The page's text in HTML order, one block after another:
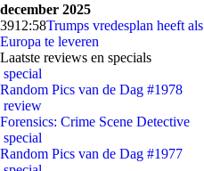
december 2025
3912:58Trumps vredesplan heeft
Europa te leveren
Laatste reviews en specials
special
Random Pics van de Dag #1978
review
Forensics: Crime Scene Detective
special
Random Pics van de Dag #1977